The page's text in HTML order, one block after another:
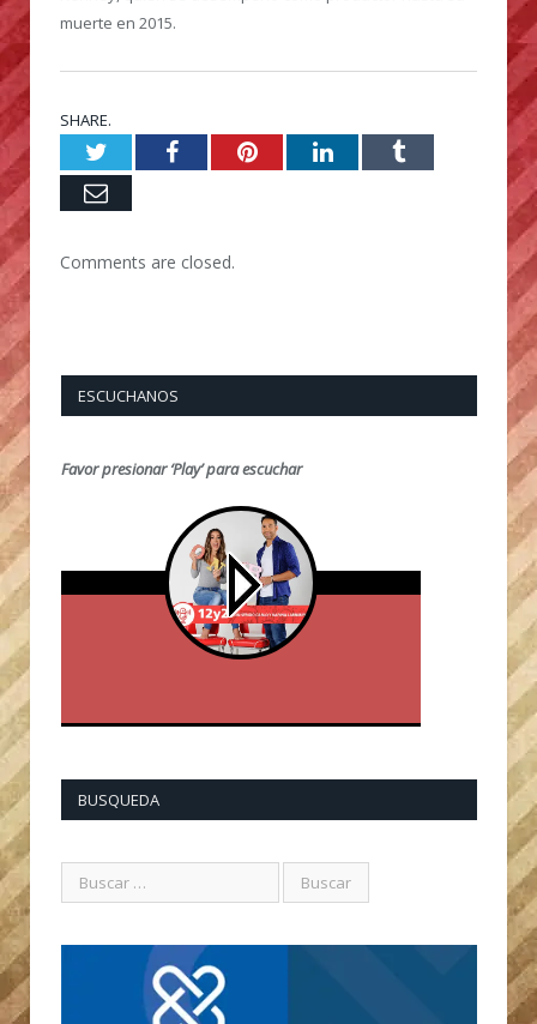
muerte en 2015.
SHARE.
TwitterFacebookPinterestLinkedInTumblr
Email
Comments are closed.
ESCUCHANOS
Favor presionar ‘Play’ para escuchar
BUSQUEDA